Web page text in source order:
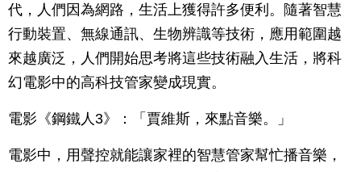
代，人們因為網路，生活上獲得許多便利。隨著智慧
行動裝置、無線通訊、生物辨識等技術，應用範圍越
來越廣泛，人們開始思考將這些技術融入生活，將科
幻電影中的高科技管家變成現實。
電影《鋼鐵人3》：「賈維斯，來點音樂。」
電影中，用聲控就能讓家裡的智慧管家幫忙播音樂，